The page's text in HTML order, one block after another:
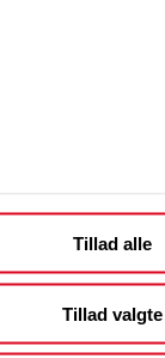
Tillad alle
Tillad valgte
brænde
over de
Kapacitet - En
også kan
benzin eller
hvilken
på 76 62 00 36
butik i